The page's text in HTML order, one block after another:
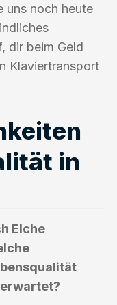
uns noch heute
dir beim Geld
Klaviertransport
in
Elche